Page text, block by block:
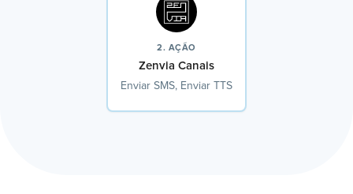
2. AÇÃO
Zenvia Canais
Enviar SMS, Enviar TTS